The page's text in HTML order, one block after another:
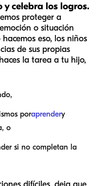
y celebra los logros.
proteger a
o situación
eso, los niños
de sus propias
la tarea a tu hijo,
poraprendery
o
si no completan la